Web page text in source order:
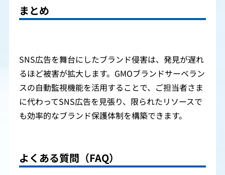
まとめ
SNS広告を舞台にしたブランド侵害は、発見が遅れ
るほど被害が拡大します。GMOブランドサーベラン
スの自動監視機能を活用することで、ご担当者さま
に代わってSNS広告を見張り、限られたリソースで
も効率的なブランド保護体制を構築できます。
よくある質問（FAQ）